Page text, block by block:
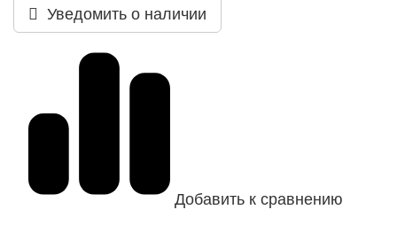
Уведомить о наличии
Добавить к сравнению